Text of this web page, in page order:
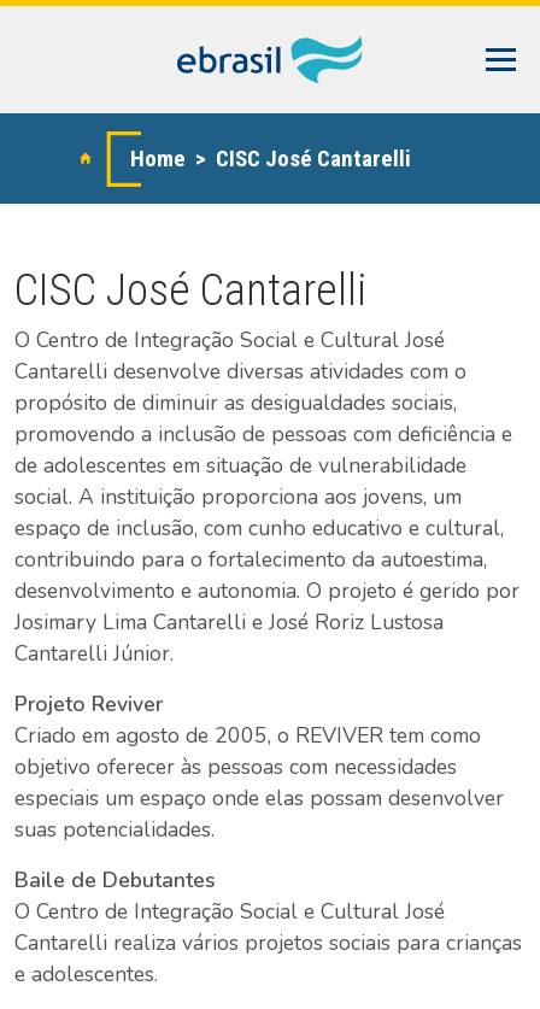
Home > CISC José Cantarelli
CISC José Cantarelli
O Centro de Integração Social e Cultural José
Cantarelli desenvolve diversas atividades com o
propósito de diminuir as desigualdades sociais,
promovendo a inclusão de pessoas com deficiência e
de adolescentes em situação de vulnerabilidade
social. A instituição proporciona aos jovens, um
espaço de inclusão, com cunho educativo e cultural,
contribuindo para o fortalecimento da autoestima,
desenvolvimento e autonomia. O projeto é gerido por
Josimary Lima Cantarelli e José Roriz Lustosa
Cantarelli Júnior.
Projeto Reviver
Criado em agosto de 2005, o REVIVER tem como
objetivo oferecer às pessoas com necessidades
especiais um espaço onde elas possam desenvolver
suas potencialidades.
Baile de Debutantes
O Centro de Integração Social e Cultural José
Cantarelli realiza vários projetos sociais para crianças
e adolescentes.